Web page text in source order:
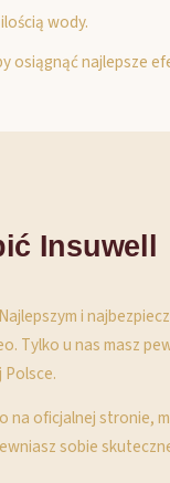
wody.
osiągnąć najlepsze
Insuwell
i
Tylko u nas masz
Polsce.
na oficjalnej stronie,
sobie